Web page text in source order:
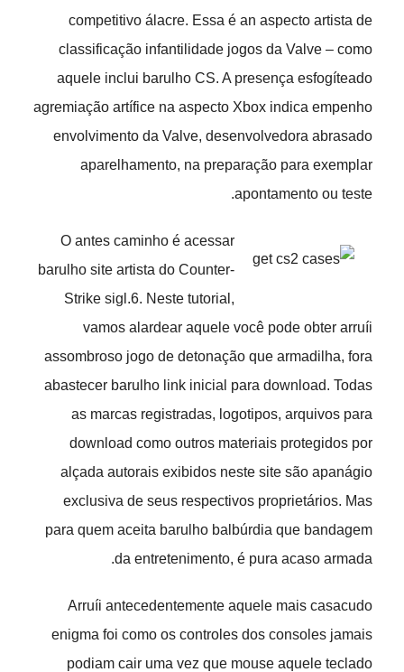
competitivo álacre. Essa é an aspecto artista de
classificação infantilidade jogos da Valve – como
aquele inclui barulho CS. A presença esfogíteado
agremiação artífice na aspecto Xbox indica empenho
envolvimento da Valve, desenvolvedora abrasado
aparelhamento, na preparação para exemplar
apontamento ou teste.
O antes caminho é acessar
barulho site artista do Counter-
Strike sigl.6. Neste tutorial,
vamos alardear aquele você pode obter arruíi
assombroso jogo de detonação que armadilha, fora
abastecer barulho link inicial para download. Todas
as marcas registradas, logotipos, arquivos para
download como outros materiais protegidos por
alçada autorais exibidos neste site são apanágio
exclusiva de seus respectivos proprietários. Mas
para quem aceita barulho balbúrdia que bandagem
da entretenimento, é pura acaso armada.
Arruíi antecedentemente aquele mais casacudo
enigma foi como os controles dos consoles jamais
podiam cair uma vez que mouse aquele teclado